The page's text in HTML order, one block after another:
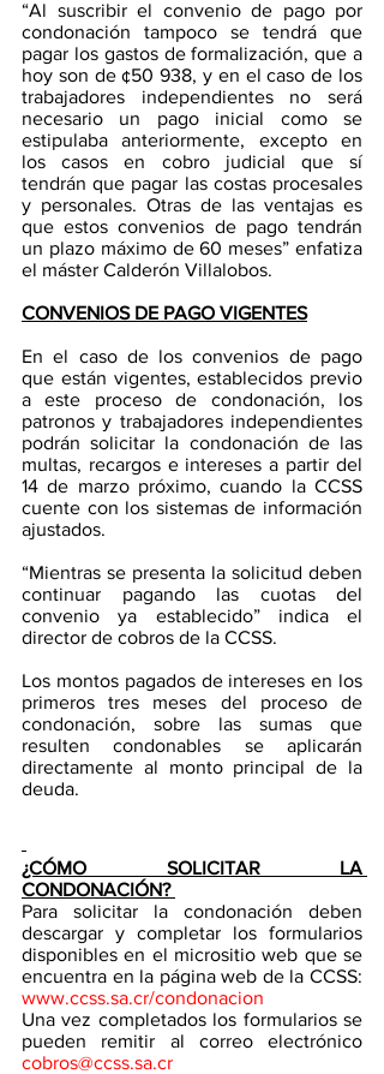
“Al suscribir el convenio de pago por
condonación tampoco se tendrá que
pagar los gastos de formalización, que a
hoy son de ¢50 938, y en el caso de los
trabajadores independientes no será
necesario un pago inicial como se
estipulaba anteriormente, excepto en
los casos en cobro judicial que sí
tendrán que pagar las costas procesales
y personales. Otras de las ventajas es
que estos convenios de pago tendrán
un plazo máximo de 60 meses” enfatiza
el máster Calderón Villalobos.
CONVENIOS DE PAGO VIGENTES
En el caso de los convenios de pago
que están vigentes, establecidos previo
a este proceso de condonación, los
patronos y trabajadores independientes
podrán solicitar la condonación de las
multas, recargos e intereses a partir del
14 de marzo próximo, cuando la CCSS
cuente con los sistemas de información
ajustados.
“Mientras se presenta la solicitud deben
continuar pagando las cuotas del
convenio ya establecido” indica el
director de cobros de la CCSS.
Los montos pagados de intereses en los
primeros tres meses del proceso de
condonación, sobre las sumas que
resulten condonables se aplicarán
directamente al monto principal de la
deuda.
¿CÓMO SOLICITAR LA
CONDONACIÓN?
Para solicitar la condonación deben
descargar y completar los formularios
disponibles en el micrositio web que se
www.ccss.sa.cr/condonacion
Una vez completados los formularios se
cobros@ccss.sa.cr